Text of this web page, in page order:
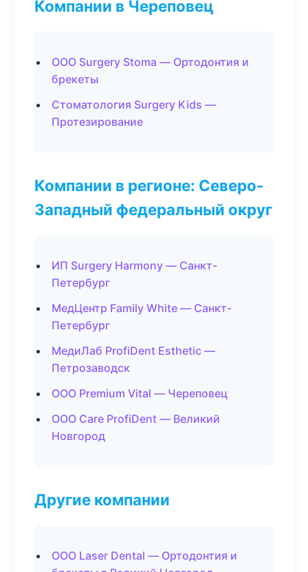
Компании в Череповец
ООО Surgery Stoma — Ортодонтия и
брекеты
Стоматология Surgery Kids —
Протезирование
Компании в регионе: Северо-
Западный федеральный округ
ИП Surgery Harmony — Санкт-
Петербург
МедЦентр Family White — Санкт-
Петербург
МедиЛаб ProfiDent Esthetic —
Петрозаводск
ООО Premium Vital — Череповец
ООО Care ProfiDent — Великий
Новгород
Другие компании
ООО Laser Dental — Ортодонтия и